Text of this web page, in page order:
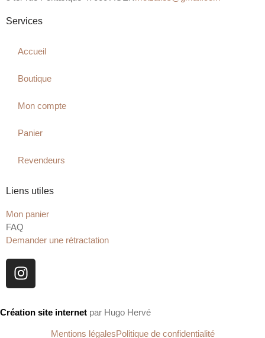
Services
Accueil
Boutique
Mon compte
Panier
Revendeurs
Liens utiles
Mon panier
FAQ
Demander une rétractation
Création site internet par Hugo Hervé
Mentions légalesPolitique de confidentialité